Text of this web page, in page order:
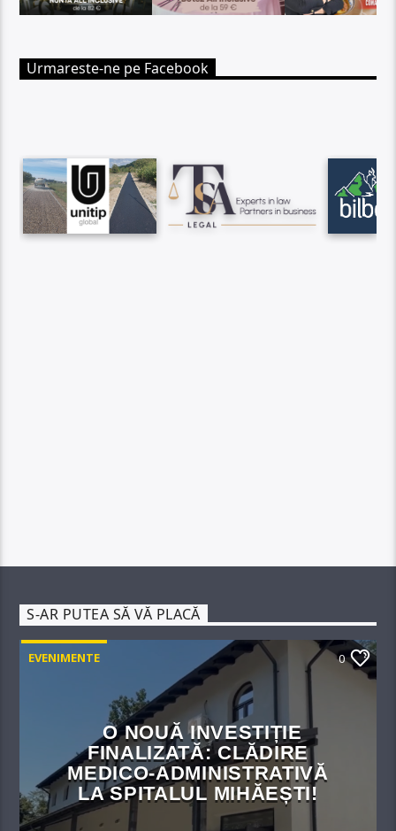
Urmareste-ne pe Facebook
S-AR PUTEA SĂ VĂ PLACĂ
EVENIMENTE 0
O NOUĂ INVESTIȚIE
FINALIZATĂ: CLĂDIRE
MEDICO-ADMINISTRATIVĂ
LA SPITALUL MIHĂEȘTI!​